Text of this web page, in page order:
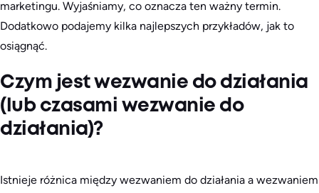
marketingu. Wyjaśniamy, co oznacza ten ważny termin.
Dodatkowo podajemy kilka najlepszych przykładów, jak to
osiągnąć.
Czym jest wezwanie do działania
(lub czasami wezwanie do
działania)?
Istnieje różnica między wezwaniem do działania a wezwaniem